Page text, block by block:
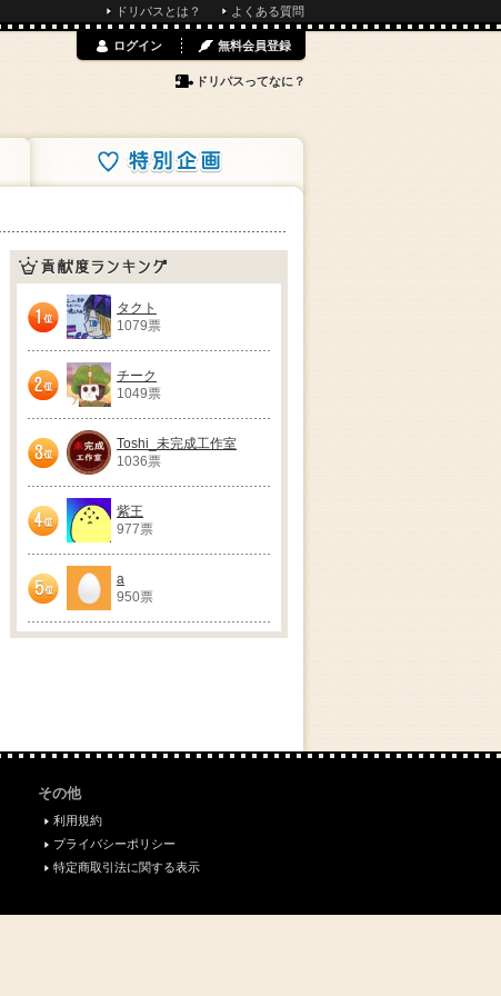
ドリパスとは？ よくある質問
特別企画
ログイン 無料会員登録
ドリパスってなに？
貢献度ランキング
1位
タクト
1079票
2位
チーク
1049票
3位
Toshi_未完成工作室
1036票
4位
紫王
977票
5位
a
950票
その他
利用規約
プライバシーポリシー
特定商取引法に関する表示